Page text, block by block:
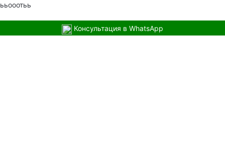
ььооотьь
Консультация в WhatsApp